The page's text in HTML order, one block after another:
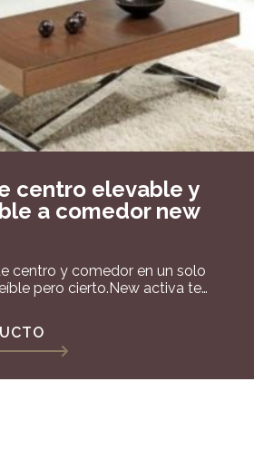
centro elevable y
a comedor new
centro y comedor en un solo
pero cierto.New activa te
o comedor según tus necesidades !